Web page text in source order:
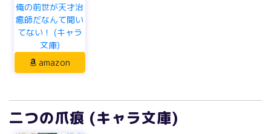
俺の前世が天才治
癒師だなんて聞い
てない！ (キャラ
文庫)
amazon
二つの爪痕 (キャラ文庫)